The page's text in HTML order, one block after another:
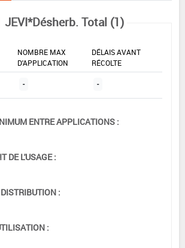
JEVI*Désherb. Total (1)
NOMBRE MAX
D'APPLICATION
DÉLAIS AVANT
RÉCOLTE
- -
ENTRE APPLICATIONS :
DE L'USAGE :
:
: